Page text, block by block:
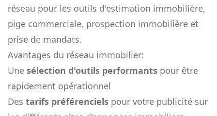
réseau pour les outils d'estimation immobilière,
pige commerciale, prospection immobilière et
prise de mandats.
Avantages du réseau immobilier:
Une sélection d'outils performants pour être
rapidement opérationnel
Des tarifs préférenciels pour votre publicité sur